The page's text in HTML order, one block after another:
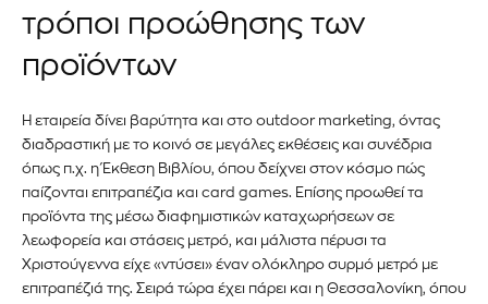
προϊόντα και τις εξελίξεις της
αγοράς.
Για να εγγραφείτε, απλώς εισάγετε τη διεύθυνση email σας
στον ιστότοπό μας ή κάντε κλικ στο κουμπί εγγραφής
παρακάτω. Μην ανησυχείτε, σεβόμαστε την ιδιωτικότητά σας
και δεν θα σας στείλουμε ανεπιθύμητα μηνύματα. Οι
πληροφορίες σας είναι ασφαλείς μαζί μας.
τρόποι προώθησης των
προϊόντων
Η εταιρεία δίνει βαρύτητα και στο outdoor marketing, όντας
διαδραστική με το κοινό σε μεγάλες εκθέσεις και συνέδρια
όπως π.χ. η Έκθεση Βιβλίου, όπου δείχνει στον κόσμο πώς
παίζονται επιτραπέζια και card games. Επίσης προωθεί τα
προϊόντα της μέσω διαφημιστικών καταχωρήσεων σε
λεωφορεία και στάσεις μετρό, και μάλιστα πέρυσι τα
Χριστούγεννα είχε «ντύσει» έναν ολόκληρο συρμό μετρό με
επιτραπέζιά της. Σειρά τώρα έχει πάρει και η Θεσσαλονίκη, όπου